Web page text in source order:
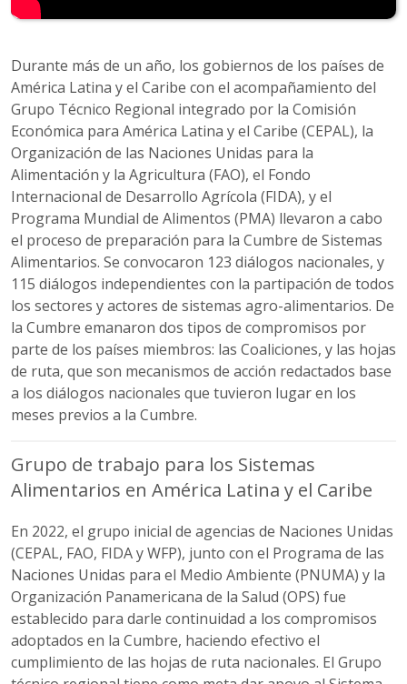
Durante más de un año, los gobiernos de los países de
América Latina y el Caribe con el acompañamiento del
Grupo Técnico Regional integrado por la Comisión
Económica para América Latina y el Caribe (CEPAL), la
Organización de las Naciones Unidas para la
Alimentación y la Agricultura (FAO), el Fondo
Internacional de Desarrollo Agrícola (FIDA), y el
Programa Mundial de Alimentos (PMA) llevaron a cabo
el proceso de preparación para la Cumbre de Sistemas
Alimentarios. Se convocaron 123 diálogos nacionales, y
115 diálogos independientes con la partipación de todos
los sectores y actores de sistemas agro-alimentarios. De
la Cumbre emanaron dos tipos de compromisos por
parte de los países miembros: las Coaliciones, y las hojas
de ruta, que son mecanismos de acción redactados base
a los diálogos nacionales que tuvieron lugar en los
meses previos a la Cumbre.
Grupo de trabajo para los Sistemas
Alimentarios en América Latina y el Caribe
En 2022, el grupo inicial de agencias de Naciones Unidas
(CEPAL, FAO, FIDA y WFP), junto con el Programa de las
Naciones Unidas para el Medio Ambiente (PNUMA) y la
Organización Panamericana de la Salud (OPS) fue
establecido para darle continuidad a los compromisos
adoptados en la Cumbre, haciendo efectivo el
cumplimiento de las hojas de ruta nacionales. El Grupo